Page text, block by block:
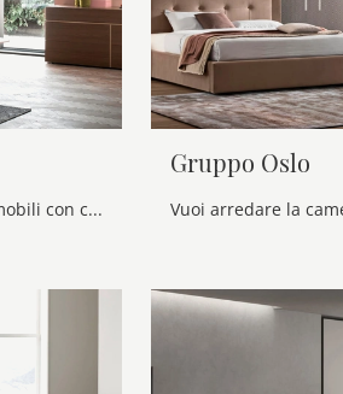
Scopri Comodini moderni e mobili con cassetti Maronese! Il modello Gruppo Street costruito in melaminico è l'acquisto perfetto.
Gruppo Oslo